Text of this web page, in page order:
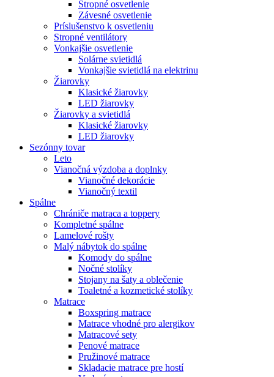
Stropné osvetlenie
Závesné osvetlenie
Príslušenstvo k osvetleniu
Stropné ventilátory
Vonkajšie osvetlenie
Solárne svietidlá
Vonkajšie svietidlá na elektrinu
Žiarovky
Klasické žiarovky
LED žiarovky
Žiarovky a svietidlá
Klasické žiarovky
LED žiarovky
Sezónny tovar
Leto
Vianočná výzdoba a doplnky
Vianočné dekorácie
Vianočný textil
Spálne
Chrániče matraca a toppery
Kompletné spálne
Lamelové rošty
Malý nábytok do spálne
Komody do spálne
Nočné stolíky
Stojany na šaty a oblečenie
Toaletné a kozmetické stolíky
Matrace
Boxspring matrace
Matrace vhodné pro alergikov
Matracové sety
Penové matrace
Pružinové matrace
Skladacie matrace pre hostí